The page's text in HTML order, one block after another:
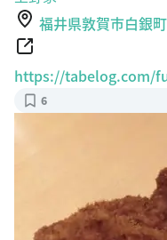
福井県敦賀市白銀
https://tabelog.com/
6